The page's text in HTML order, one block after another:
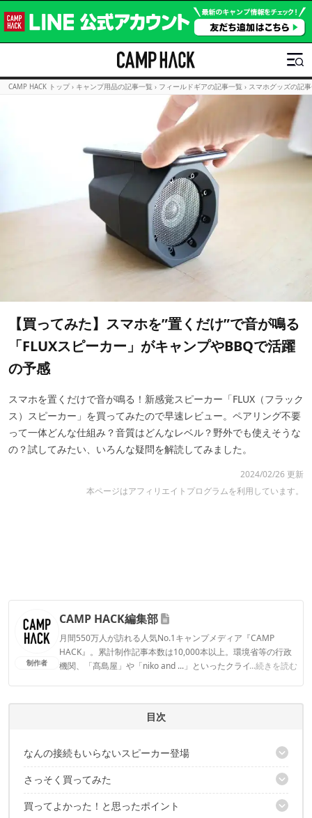
CAMP HACK トップ › キャンプ用品の記事一覧 › フィールドギアの記事一覧 › スマホグッズの記
【買ってみた】スマホを”置くだけ”で音が鳴る
「FLUXスピーカー」がキャンプやBBQで活躍
の予感
スマホを置くだけで音が鳴る！新感覚スピーカー「FLUX（フラック
ス）スピーカー」を買ってみたので早速レビュー。ペアリング不要
って一体どんな仕組み？音質はどんなレベル？野外でも使えそうな
の？試してみたい、いろんな疑問を解読してみました。
2024/02/26 更新
本ページはアフィリエイトプログラムを利用しています。
制作者
CAMP HACK編集部
月間550万人が訪れる人気No.1キャンプメディア『CAMP
HACK』。累計制作記事本数は10,000本以上。環境省等の行政
機関、「髙島屋」や「niko and ...」といったクライアントとの
...続きを読む
CAMP HACK編集部のプロフィール
目次
なんの接続もいらないスピーカー登場
Bluetooth、Wi-Fi、有線、すべての接続が不要
さっそく買ってみた
見た目は「THEスピーカー」なデザイン
買ってよかった！と思ったポイント